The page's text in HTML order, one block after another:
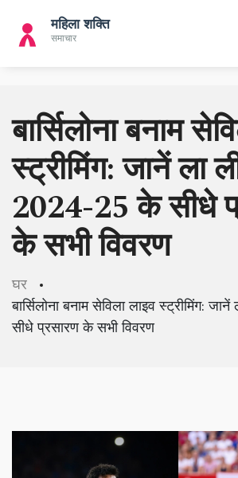
बार्सिलोना बनाम
स्ट्रीमिंग: जानें ला
2024-25 के सीधे
के सभी विवरण
घर
बार्सिलोना बनाम सेविला लाइव स्ट्रीमिंग:
सीधे प्रसारण के सभी विवरण